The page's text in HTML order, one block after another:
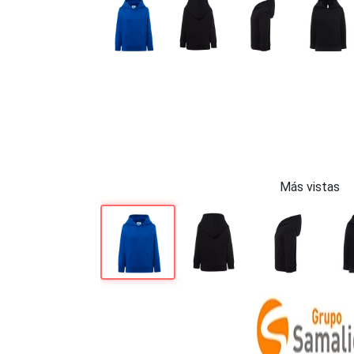
Más vistas